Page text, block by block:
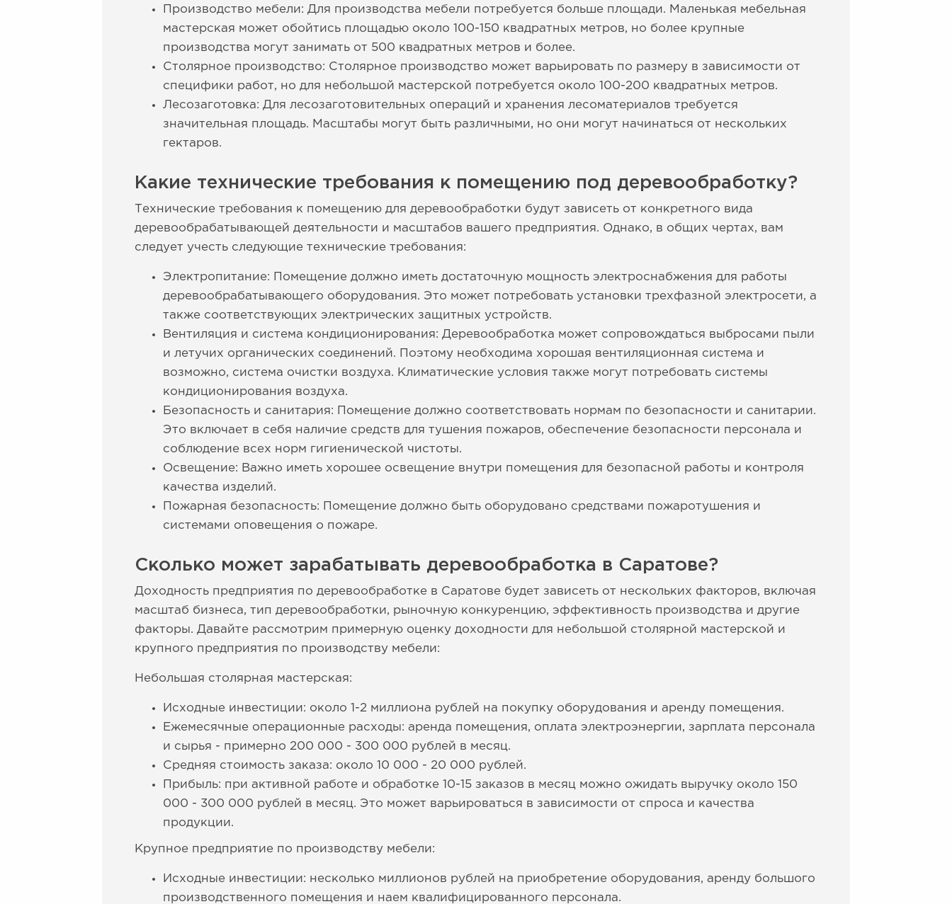
Производство мебели: Для производства мебели потребуется больше площади. Маленькая мебельная
мастерская может обойтись площадью около 100-150 квадратных метров, но более крупные
производства могут занимать от 500 квадратных метров и более.
Столярное производство: Столярное производство может варьировать по размеру в зависимости от
специфики работ, но для небольшой мастерской потребуется около 100-200 квадратных метров.
Лесозаготовка: Для лесозаготовительных операций и хранения лесоматериалов требуется
значительная площадь. Масштабы могут быть различными, но они могут начинаться от нескольких
гектаров.
Какие технические требования к помещению под деревообработку?
Технические требования к помещению для деревообработки будут зависеть от конкретного вида
деревообрабатывающей деятельности и масштабов вашего предприятия. Однако, в общих чертах, вам
следует учесть следующие технические требования:
Электропитание: Помещение должно иметь достаточную мощность электроснабжения для работы
деревообрабатывающего оборудования. Это может потребовать установки трехфазной электросети, а
также соответствующих электрических защитных устройств.
Вентиляция и система кондиционирования: Деревообработка может сопровождаться выбросами пыли
и летучих органических соединений. Поэтому необходима хорошая вентиляционная система и
возможно, система очистки воздуха. Климатические условия также могут потребовать системы
кондиционирования воздуха.
Безопасность и санитария: Помещение должно соответствовать нормам по безопасности и санитарии.
Это включает в себя наличие средств для тушения пожаров, обеспечение безопасности персонала и
соблюдение всех норм гигиенической чистоты.
Освещение: Важно иметь хорошее освещение внутри помещения для безопасной работы и контроля
качества изделий.
Пожарная безопасность: Помещение должно быть оборудовано средствами пожаротушения и
системами оповещения о пожаре.
Сколько может зарабатывать деревообработка в Саратове?
Доходность предприятия по деревообработке в Саратове будет зависеть от нескольких факторов, включая
масштаб бизнеса, тип деревообработки, рыночную конкуренцию, эффективность производства и другие
факторы. Давайте рассмотрим примерную оценку доходности для небольшой столярной мастерской и
крупного предприятия по производству мебели:
Небольшая столярная мастерская:
Исходные инвестиции: около 1-2 миллиона рублей на покупку оборудования и аренду помещения.
Ежемесячные операционные расходы: аренда помещения, оплата электроэнергии, зарплата персонала
и сырья - примерно 200 000 - 300 000 рублей в месяц.
Средняя стоимость заказа: около 10 000 - 20 000 рублей.
Прибыль: при активной работе и обработке 10-15 заказов в месяц можно ожидать выручку около 150
000 - 300 000 рублей в месяц. Это может варьироваться в зависимости от спроса и качества
продукции.
Крупное предприятие по производству мебели:
Исходные инвестиции: несколько миллионов рублей на приобретение оборудования, аренду большого
производственного помещения и наем квалифицированного персонала.